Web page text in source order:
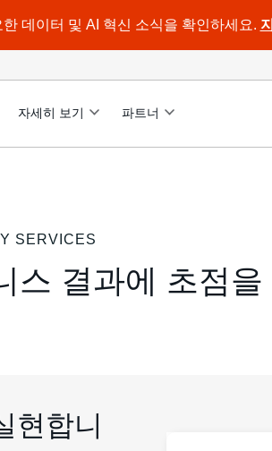
데이터 및 AI 혁신 소식을 확인하세요.
자세히 보기 파트너
SERVICES
스 결과에 초점
현합니